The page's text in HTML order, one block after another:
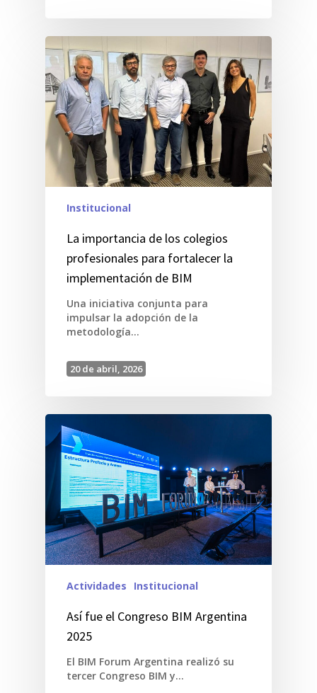
Institucional
La importancia de los colegios
profesionales para fortalecer la
implementación de BIM
Una iniciativa conjunta para
impulsar la adopción de la
metodología…
20 de abril, 2026
Actividades Institucional
Así fue el Congreso BIM Argentina
2025
El BIM Forum Argentina realizó su
tercer Congreso BIM y…